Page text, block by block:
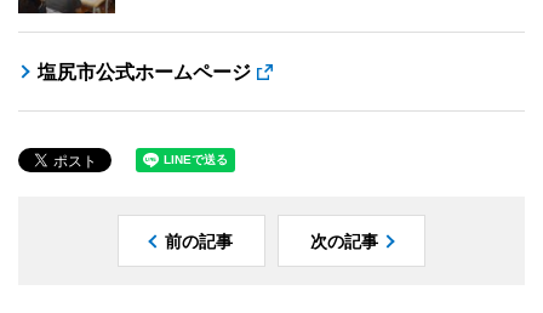
塩尻市公式ホームページ
前の記事 次の記事